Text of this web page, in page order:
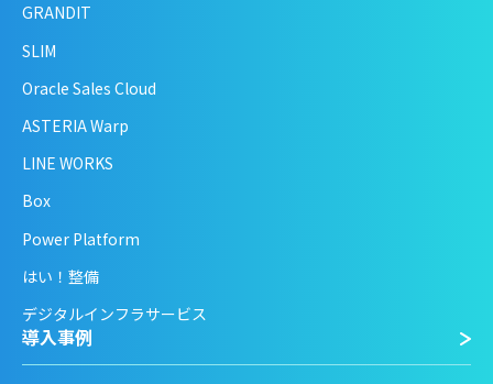
GRANDIT
SLIM
Oracle Sales Cloud
ASTERIA Warp
LINE WORKS
Box
Power Platform
はい！整備
デジタルインフラサービス
導入事例